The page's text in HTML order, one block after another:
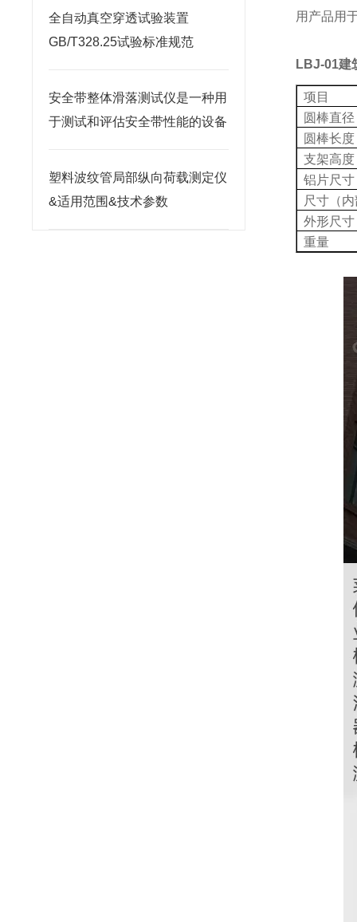
全自动真空穿透试验装置
GB/T328.25试验标准规范
安全带整体滑落测试仪是一种用
于测试和评估安全带性能的设备
塑料波纹管局部纵向荷载测定仪
&适用范围&技术参数
用产品用
LBJ-01建
项目
圆棒直径
圆棒长度
支架高度
铝片尺寸
尺寸（
外形尺寸
重量